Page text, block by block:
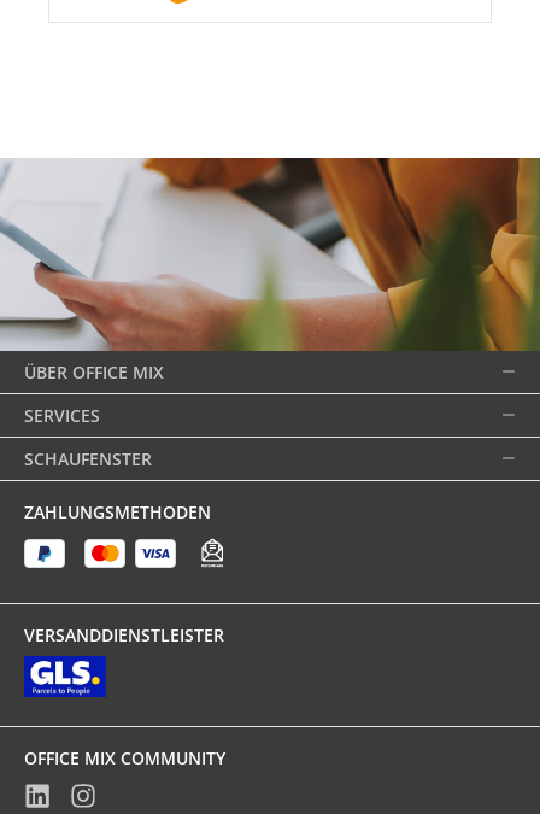
ÜBER OFFICE MIX
SERVICES
SCHAUFENSTER
ZAHLUNGSMETHODEN
VERSANDDIENSTLEISTER
OFFICE MIX COMMUNITY